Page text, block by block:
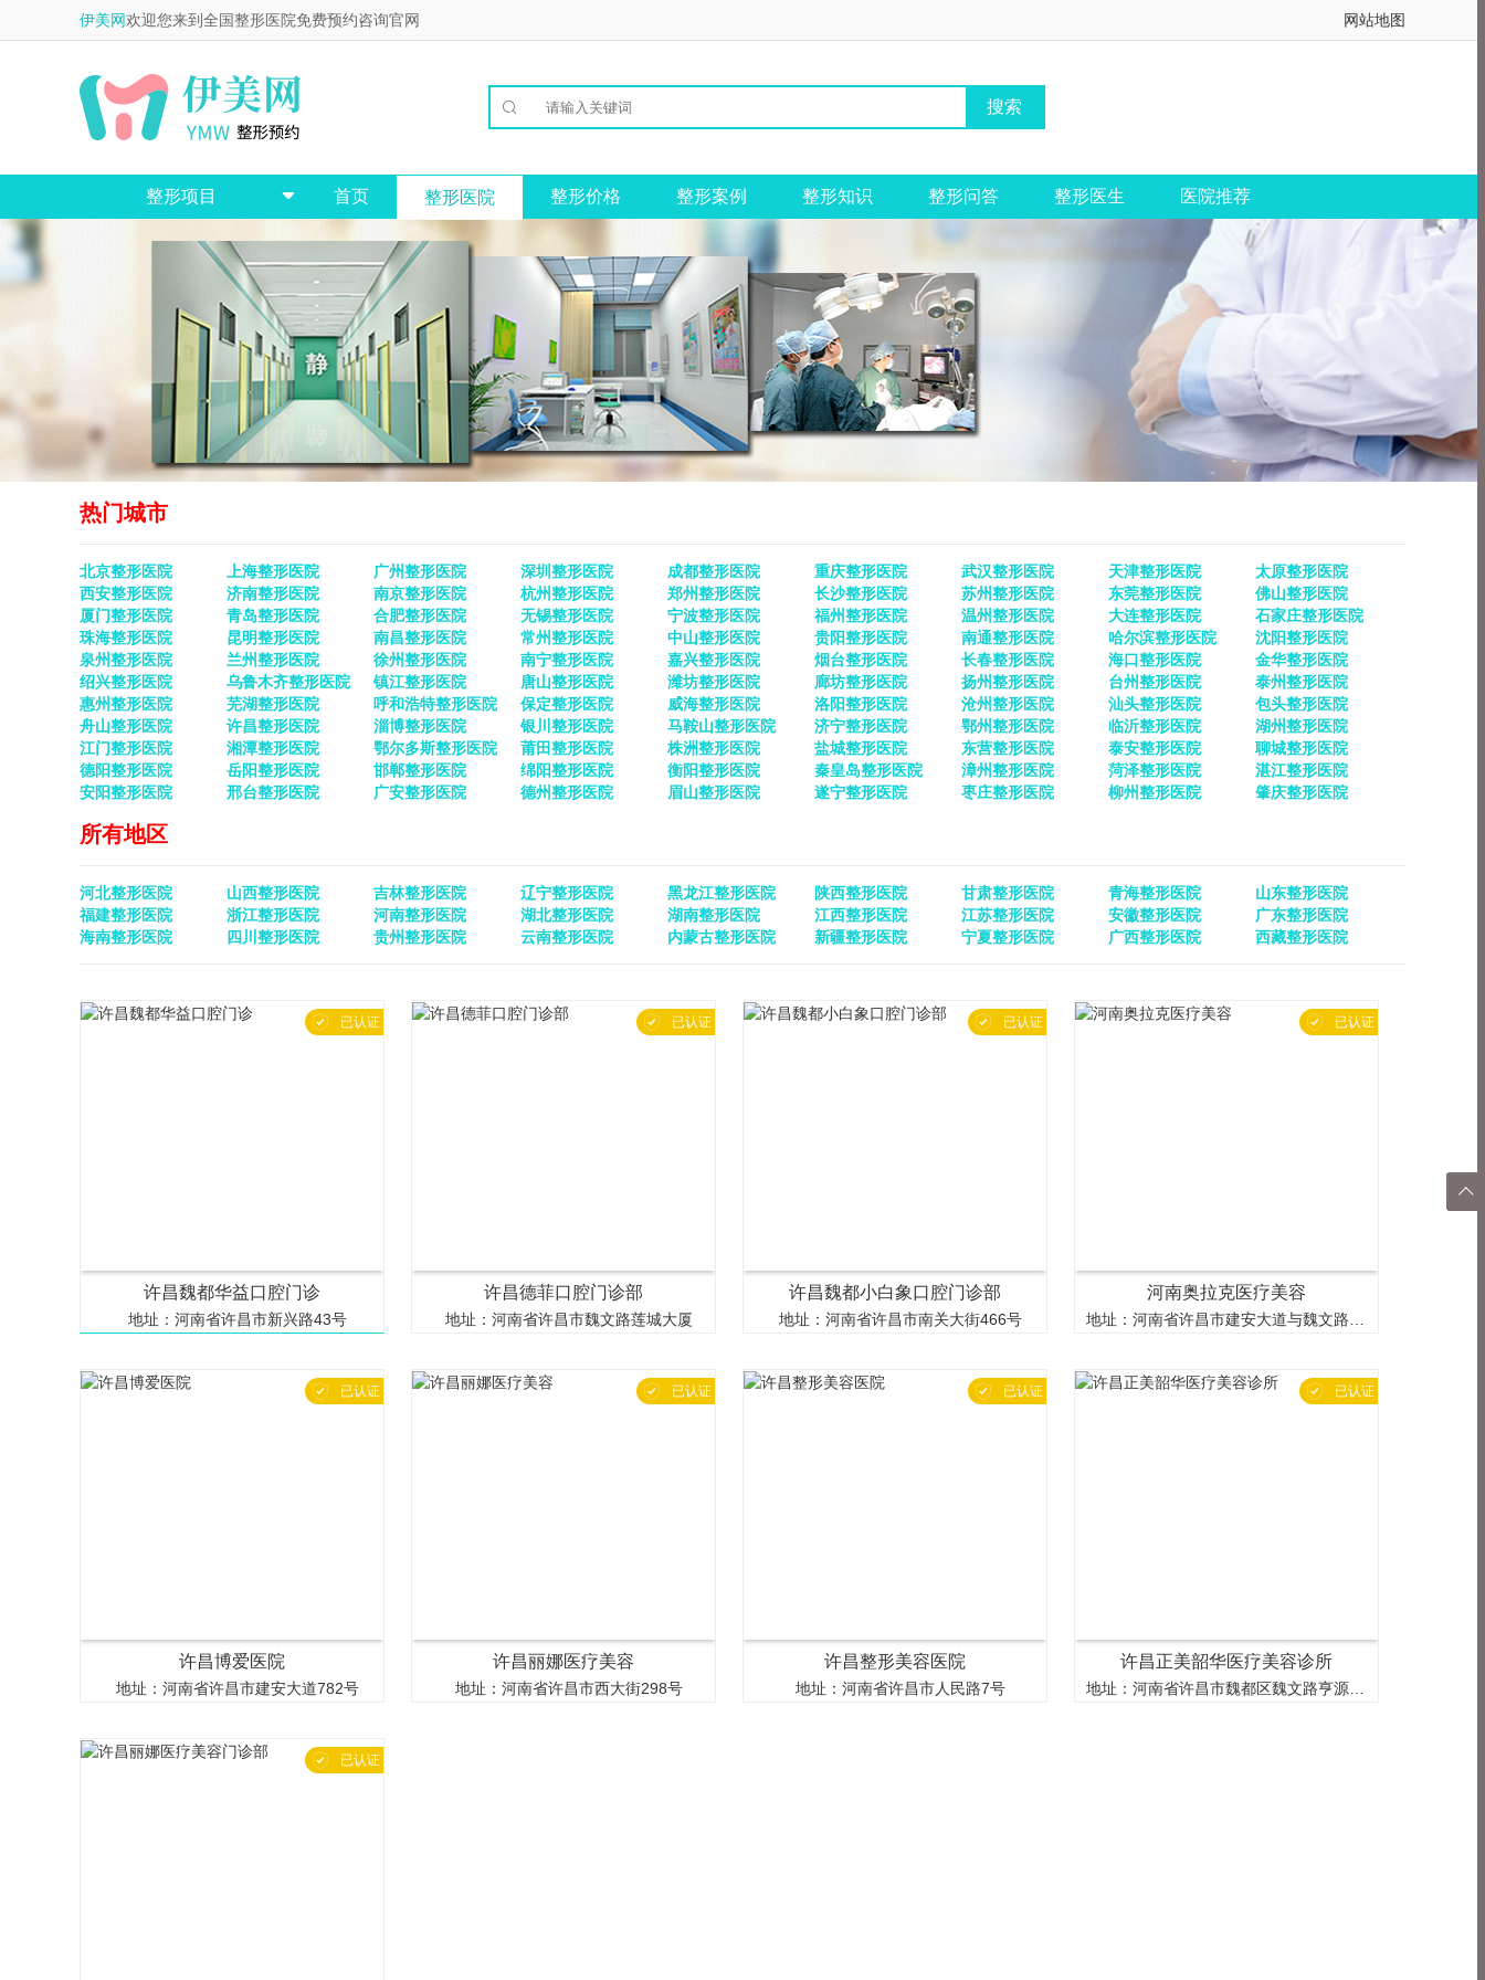
伊美网欢迎您来到全国整形医院免费预约咨询官网 网站地图

整形项目  首页 整形医院 整形价格 整形案例 整形知识 整形问答 整形医生 医院推荐
热门城市
北京整形医院 上海整形医院 广州整形医院 深圳整形医院 成都整形医院 重庆整形医院 武汉整形医院 天津整形医院
太原整形医院
西安整形医院
济南整形医院 南京整形医院 杭州整形医院 郑州整形医院 长沙整形医院 苏州整形医院 东莞整形医院
佛山整形医院
厦门整形医院
青岛整形医院 合肥整形医院 无锡整形医院 宁波整形医院 福州整形医院 温州整形医院 大连整形医院
石家庄整形医院
珠海整形医院
昆明整形医院 南昌整形医院 常州整形医院 中山整形医院 贵阳整形医院 南通整形医院 哈尔滨整形医院
沈阳整形医院
泉州整形医院
兰州整形医院 徐州整形医院 南宁整形医院 嘉兴整形医院 烟台整形医院 长春整形医院 海口整形医院
金华整形医院
绍兴整形医院
乌鲁木齐整形医院 镇江整形医院 唐山整形医院 潍坊整形医院 廊坊整形医院 扬州整形医院 台州整形医院
泰州整形医院
惠州整形医院
芜湖整形医院 呼和浩特整形医院 保定整形医院 威海整形医院 洛阳整形医院 沧州整形医院 汕头整形医院
包头整形医院
舟山整形医院
许昌整形医院 淄博整形医院 银川整形医院 马鞍山整形医院 济宁整形医院 鄂州整形医院 临沂整形医院
湖州整形医院
江门整形医院
湘潭整形医院 鄂尔多斯整形医院 莆田整形医院 株洲整形医院 盐城整形医院 东营整形医院 泰安整形医院
聊城整形医院
德阳整形医院
岳阳整形医院 邯郸整形医院 绵阳整形医院 衡阳整形医院 秦皇岛整形医院 漳州整形医院 菏泽整形医院
湛江整形医院
安阳整形医院
邢台整形医院 广安整形医院 德州整形医院 眉山整形医院 遂宁整形医院 枣庄整形医院 柳州整形医院 肇庆整形医院
所有地区
河北整形医院 山西整形医院 吉林整形医院 辽宁整形医院 黑龙江整形医院 陕西整形医院 甘肃整形医院 青海整形医院
山东整形医院
福建整形医院
浙江整形医院 河南整形医院 湖北整形医院 湖南整形医院 江西整形医院 江苏整形医院 安徽整形医院
广东整形医院
海南整形医院
四川整形医院 贵州整形医院 云南整形医院 内蒙古整形医院 新疆整形医院 宁夏整形医院 广西整形医院 西藏整形医院
许昌魏都华益口腔门诊
地址：河南省许昌市新兴路43号
 已认证
许昌德菲口腔门诊部
地址：河南省许昌市魏文路莲城大厦
 已认证
许昌魏都小白象口腔门诊部
地址：河南省许昌市南关大街466号
 已认证
河南奥拉克医疗美容
 已认证
许昌博爱医院
地址：河南省许昌市建安大道782号
 已认证
许昌丽娜医疗美容
地址：河南省许昌市西大街298号
 已认证
许昌整形美容医院
地址：河南省许昌市人民路7号
 已认证
许昌正美韶华医疗美容诊所
 已认证
 已认证
